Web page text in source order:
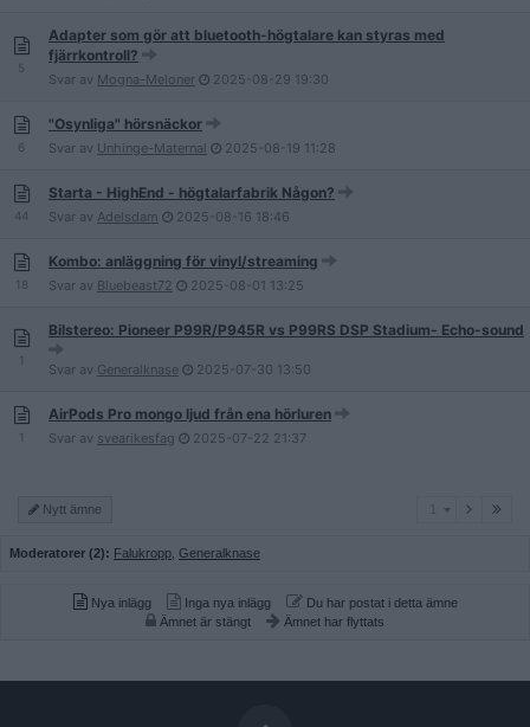
5
Adapter som gör att bluetooth-högtalare kan styras med
fjärrkontroll?
Svar av Mogna-Meloner 2025-08-29 19:30
6
"Osynliga" hörsnäckor
Svar av Unhinge-Maternal 2025-08-19 11:28
44
Starta - HighEnd - högtalarfabrik Någon?
Svar av Adelsdam 2025-08-16 18:46
18
Kombo: anläggning för vinyl/streaming
Svar av Bluebeast72 2025-08-01 13:25
1
Bilstereo: Pioneer P99R/P945R vs P99RS DSP Stadium- Echo-sound
Svar av Generalknase 2025-07-30 13:50
1
AirPods Pro mongo ljud från ena hörluren
Svar av svearikesfag 2025-07-22 21:37
Nytt ämne
Moderatorer (2): Falukropp Generalknase
Nya inlägg Inga nya inlägg
Du har postat i detta ämne
Ämnet är stängt
Ämnet har flyttats